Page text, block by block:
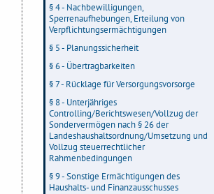
§ 4 - Nachbewilligungen,
Sperrenaufhebungen, Erteilung von
Verpflichtungsermächtigungen
§ 5 - Planungssicherheit
§ 6 - Übertragbarkeiten
§ 7 - Rücklage für Versorgungsvorsorge
§ 8 - Unterjähriges
Controlling/Berichtswesen/Vollzug der
Sondervermögen nach § 26 der
Landeshaushaltsordnung/Umsetzung und
Vollzug steuerrechtlicher
Rahmenbedingungen
§ 9 - Sonstige Ermächtigungen des
Haushalts- und Finanzausschusses